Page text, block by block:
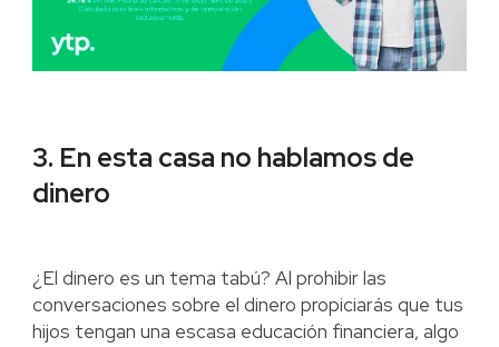
3. En esta casa no hablamos de
dinero
¿El dinero es un tema tabú? Al prohibir las
conversaciones sobre el dinero propiciarás que tus
hijos tengan una escasa educación financiera, algo